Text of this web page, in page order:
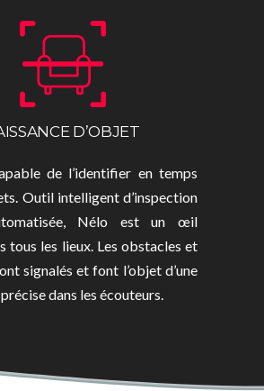
D’OBJET
de l’identifier en temps
Outil intelligent d’inspection
Nélo est un œil
tous les lieux. Les obstacles et
signalés et font l’objet d’une
dans les écouteurs.